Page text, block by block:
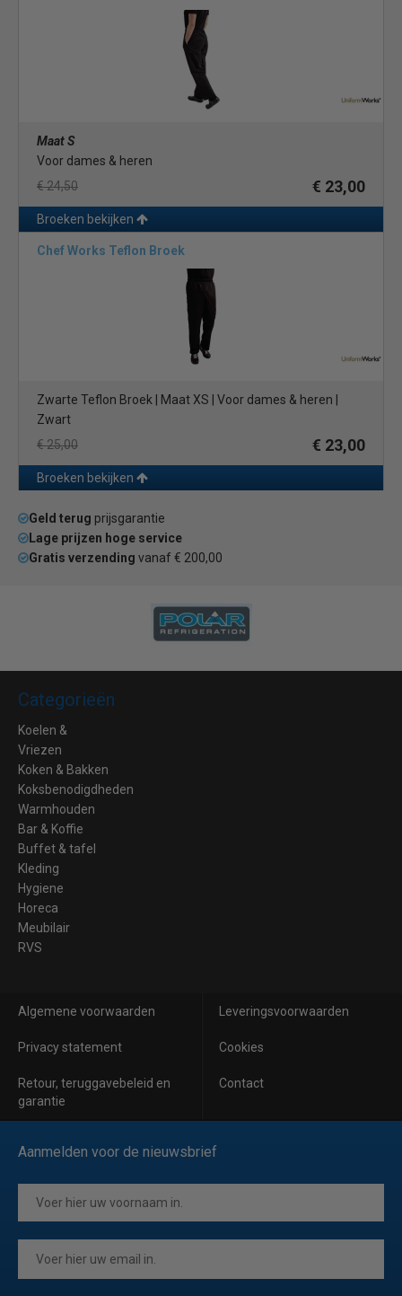
Maat S
Voor dames & heren
€ 24,50
€ 23,00
Broeken bekijken
Chef Works Teflon Broek
Zwarte Teflon Broek | Maat XS | Voor dames & heren |
Zwart
€ 25,00
€ 23,00
Broeken bekijken
Geld terug prijsgarantie
Lage prijzen hoge service
Gratis verzending vanaf € 200,00
Categorieën
Koelen &
Vriezen
Koken & Bakken
Koksbenodigdheden
Warmhouden
Bar & Koffie
Buffet & tafel
Kleding
Hygiene
Horeca
Meubilair
RVS
Algemene voorwaarden Leveringsvoorwaarden
Privacy statement Cookies
Retour, teruggavebeleid en
garantie
Contact
Aanmelden voor de nieuwsbrief